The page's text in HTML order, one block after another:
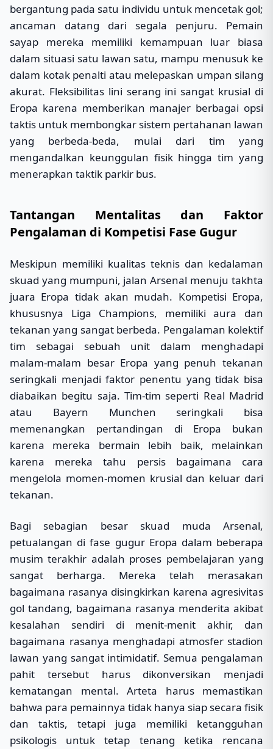
bergantung pada satu individu untuk mencetak gol;
ancaman datang dari segala penjuru. Pemain
sayap mereka memiliki kemampuan luar biasa
dalam situasi satu lawan satu, mampu menusuk ke
dalam kotak penalti atau melepaskan umpan silang
akurat. Fleksibilitas lini serang ini sangat krusial di
Eropa karena memberikan manajer berbagai opsi
taktis untuk membongkar sistem pertahanan lawan
yang berbeda-beda, mulai dari tim yang
mengandalkan keunggulan fisik hingga tim yang
menerapkan taktik parkir bus.
Tantangan Mentalitas dan Faktor
Pengalaman di Kompetisi Fase Gugur
Meskipun memiliki kualitas teknis dan kedalaman
skuad yang mumpuni, jalan Arsenal menuju takhta
juara Eropa tidak akan mudah. Kompetisi Eropa,
khususnya Liga Champions, memiliki aura dan
tekanan yang sangat berbeda. Pengalaman kolektif
tim sebagai sebuah unit dalam menghadapi
malam-malam besar Eropa yang penuh tekanan
seringkali menjadi faktor penentu yang tidak bisa
diabaikan begitu saja. Tim-tim seperti Real Madrid
atau Bayern Munchen seringkali bisa
memenangkan pertandingan di Eropa bukan
karena mereka bermain lebih baik, melainkan
karena mereka tahu persis bagaimana cara
mengelola momen-momen krusial dan keluar dari
tekanan.
Bagi sebagian besar skuad muda Arsenal,
petualangan di fase gugur Eropa dalam beberapa
musim terakhir adalah proses pembelajaran yang
sangat berharga. Mereka telah merasakan
bagaimana rasanya disingkirkan karena agresivitas
gol tandang, bagaimana rasanya menderita akibat
kesalahan sendiri di menit-menit akhir, dan
bagaimana rasanya menghadapi atmosfer stadion
lawan yang sangat intimidatif. Semua pengalaman
pahit tersebut harus dikonversikan menjadi
kematangan mental. Arteta harus memastikan
bahwa para pemainnya tidak hanya siap secara fisik
dan taktis, tetapi juga memiliki ketangguhan
psikologis untuk tetap tenang ketika rencana